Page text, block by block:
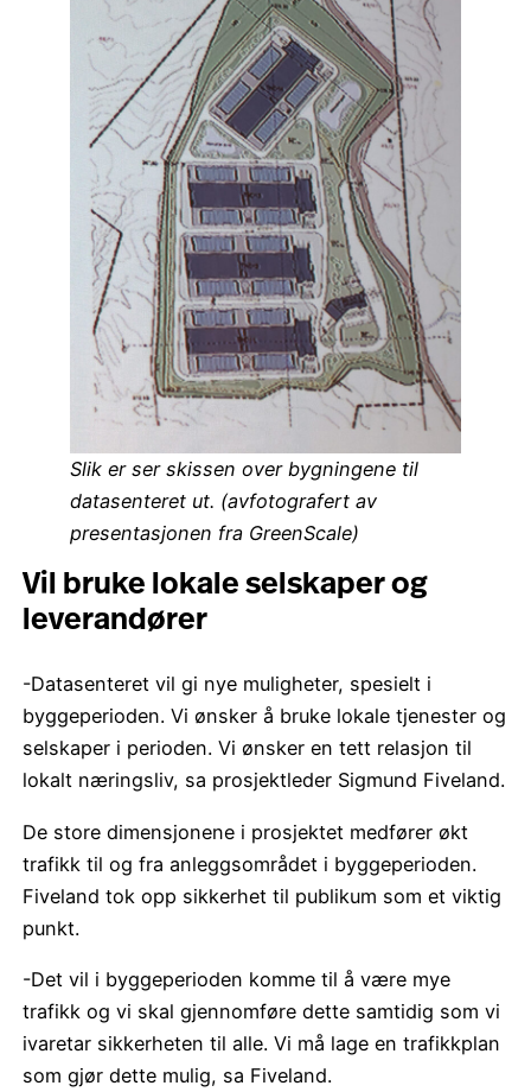
Slik er ser skissen over bygningene til
datasenteret ut. (avfotografert av
presentasjonen fra GreenScale)
Vil bruke lokale selskaper og
leverandører
-Datasenteret vil gi nye muligheter, spesielt i
byggeperioden. Vi ønsker å bruke lokale tjenester og
selskaper i perioden. Vi ønsker en tett relasjon til
lokalt næringsliv, sa prosjektleder Sigmund Fiveland.
De store dimensjonene i prosjektet medfører økt
trafikk til og fra anleggsområdet i byggeperioden.
Fiveland tok opp sikkerhet til publikum som et viktig
punkt.
-Det vil i byggeperioden komme til å være mye
trafikk og vi skal gjennomføre dette samtidig som vi
ivaretar sikkerheten til alle. Vi må lage en trafikkplan
som gjør dette mulig, sa Fiveland.